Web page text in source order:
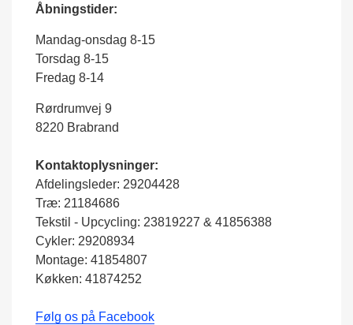
Åbningstider:
Mandag-onsdag 8-15
Torsdag 8-15
Fredag 8-14
Rørdrumvej 9
8220 Brabrand
Kontaktoplysninger:
Afdelingsleder: 29204428
Træ: 21184686
Tekstil - Upcycling: 23819227 & 41856388
Cykler: 29208934
Montage: 41854807
Køkken: 41874252
Følg os på Facebook